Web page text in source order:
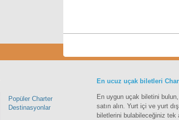
Popüler Charter
Destinasyonlar
En ucuz uçak biletleri
En uygun uçak biletini
satın alın. Yurt içi ve yurt
biletlerini bulabileceğiniz tek